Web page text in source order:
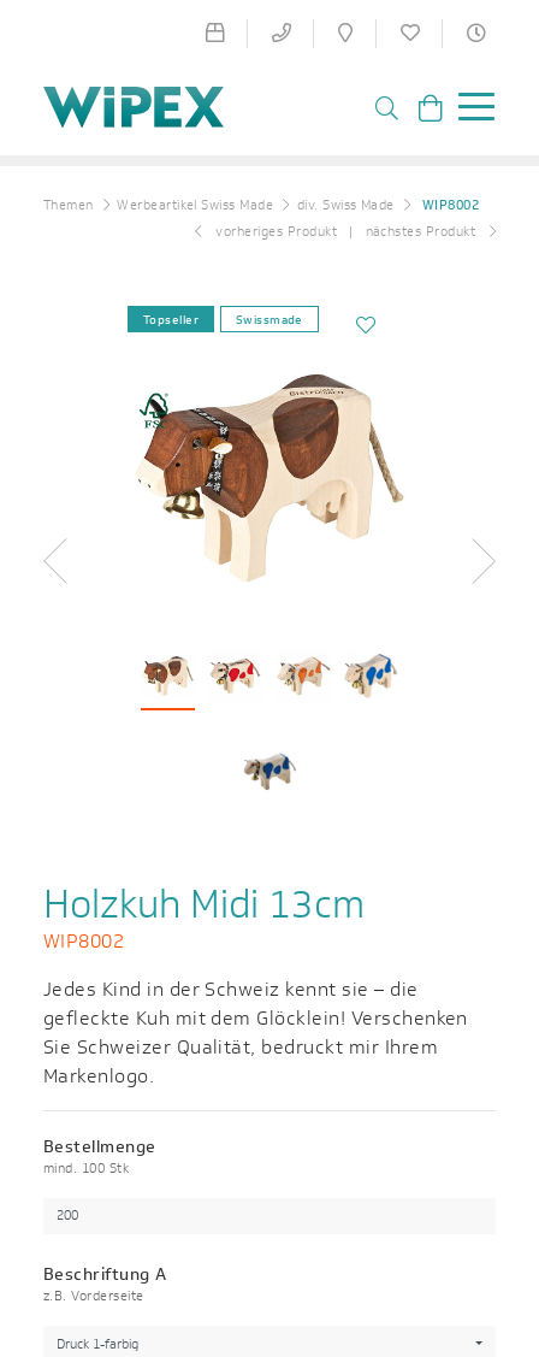
Themen Werbeartikel Swiss Made div. Swiss Made
WIP8002
vorheriges Produkt
nächstes Produkt
Topseller Swissmade
Zurück Weiter
Holzkuh Midi 13cm
WIP8002
Jedes Kind in der Schweiz kennt sie – die
gefleckte Kuh mit dem Glöcklein! Verschenken
Sie Schweizer Qualität, bedruckt mir Ihrem
Markenlogo.
Bestellmenge
mind. 100 Stk
Beschriftung A
z.B. Vorderseite
Druck 1-farbig